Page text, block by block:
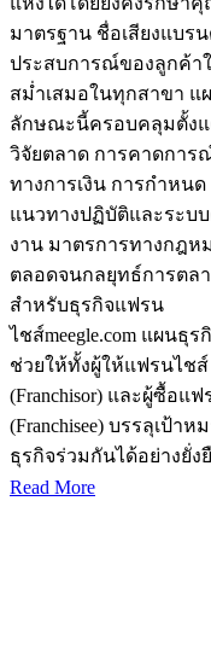
มาตรฐาน ชื่อเสียงแบร
ประสบการณ์ของลูกค้า
สม่ำเสมอในทุกสาขา แ
ลักษณะนี้ครอบคลุมตั้งแ
วิจัยตลาด การคาดการ
ทางการเงิน การกำหนด
แนวทางปฏิบัติและระบ
งาน มาตรการทางกฎห
ตลอดจนกลยุทธ์การตล
สำหรับธุรกิจแฟรน
ไชส์meegle.com แผนธุร
ช่วยให้ทั้งผู้ให้แฟรนไชส์
(Franchisor) และผู้ซื้อแ
(Franchisee) บรรลุเป้าห
ธุรกิจร่วมกันได้อย่างยั่ง
Read More